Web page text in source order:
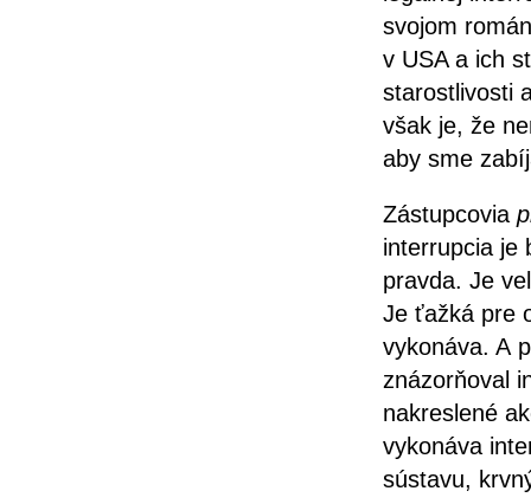
svojom
v USA a ich
starostlivosti
však je, že
aby sme
Zástupcovia
interrupcia je
pravda. Je
Je ťažká pre
vykonáva. A
znázorňoval
nakreslené
vykonáva
sústavu,